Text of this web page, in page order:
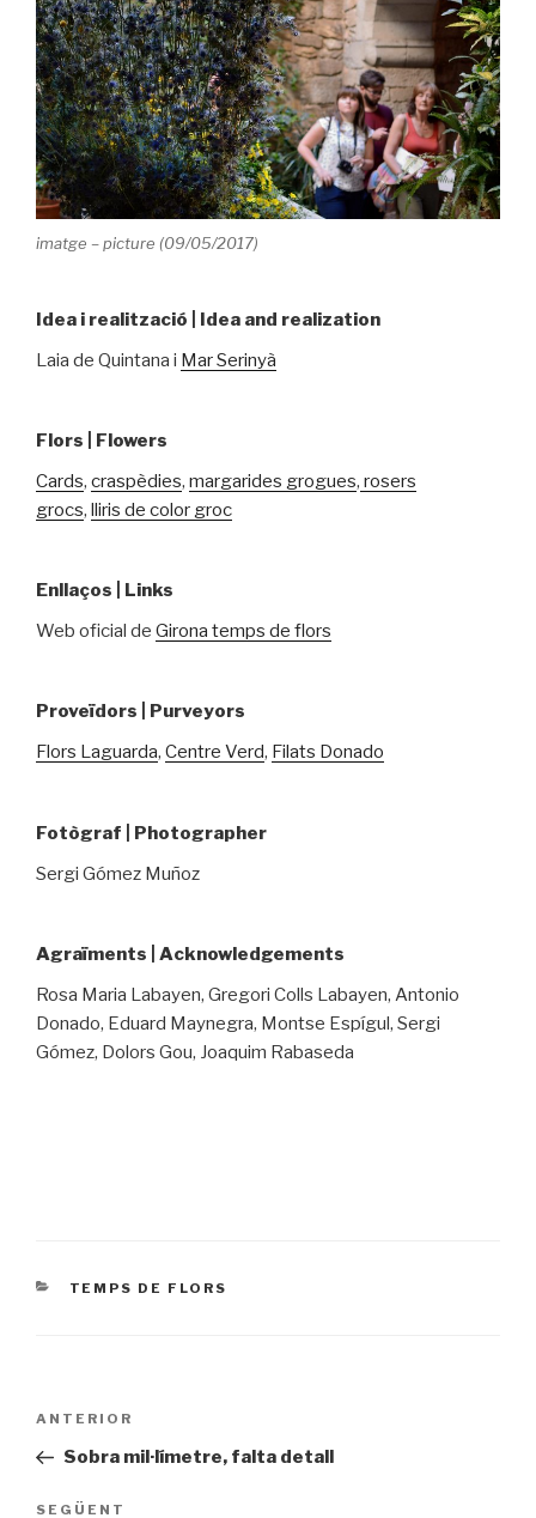
imatge – picture (09/05/2017)
Idea i realització | Idea and realization
Laia de Quintana i Mar Serinyà
Flors | Flowers
Cards, craspèdies, margarides grogues, rosers
grocs, lliris de color groc
Enllaços | Links
Web oficial de Girona temps de flors
Proveïdors | Purveyors
Flors Laguarda, Centre Verd, Filats Donado
Fotògraf | Photographer
Sergi Gómez Muñoz
Agraïments | Acknowledgements
Rosa Maria Labayen, Gregori Colls Labayen, Antonio
Donado, Eduard Maynegra, Montse Espígul, Sergi
Gómez, Dolors Gou, Joaquim Rabaseda
CATEGORIES
TEMPS DE FLORS
Entrada
prèvia
ANTERIOR
Sobra mil·límetre, falta detall
Entrada
SEGÜENT